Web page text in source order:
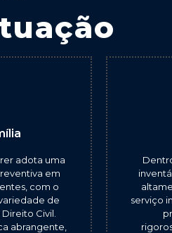
adota uma
em
com o
de
Civil.
abrangente,
serviço